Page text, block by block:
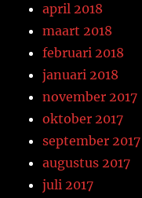
april 2018
maart 2018
februari 2018
januari 2018
november 2017
oktober 2017
september 2017
augustus 2017
juli 2017